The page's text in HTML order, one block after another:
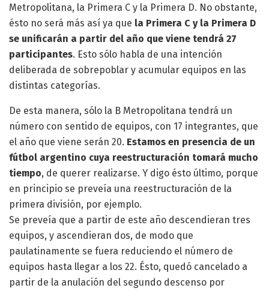
Metropolitana, la Primera C y la Primera D. No obstante,
ésto no será más así ya que la Primera C y la Primera D
se unificarán a partir del año que viene tendrá 27
participantes. Esto sólo habla de una intención
deliberada de sobrepoblar y acumular equipos en las
distintas categorías.
De esta manera, sólo la B Metropolitana tendrá un
número con sentido de equipos, con 17 integrantes, que
el año que viene serán 20. Estamos en presencia de un
fútbol argentino cuya reestructuración tomará mucho
tiempo, de querer realizarse. Y digo ésto último, porque
en principio se preveía una reestructuración de la
primera división, por ejemplo.
Se preveía que a partir de este año descendieran tres
equipos, y ascendieran dos, de modo que
paulatinamente se fuera reduciendo el número de
equipos hasta llegar a los 22. Ésto, quedó cancelado a
partir de la anulación del segundo descenso por